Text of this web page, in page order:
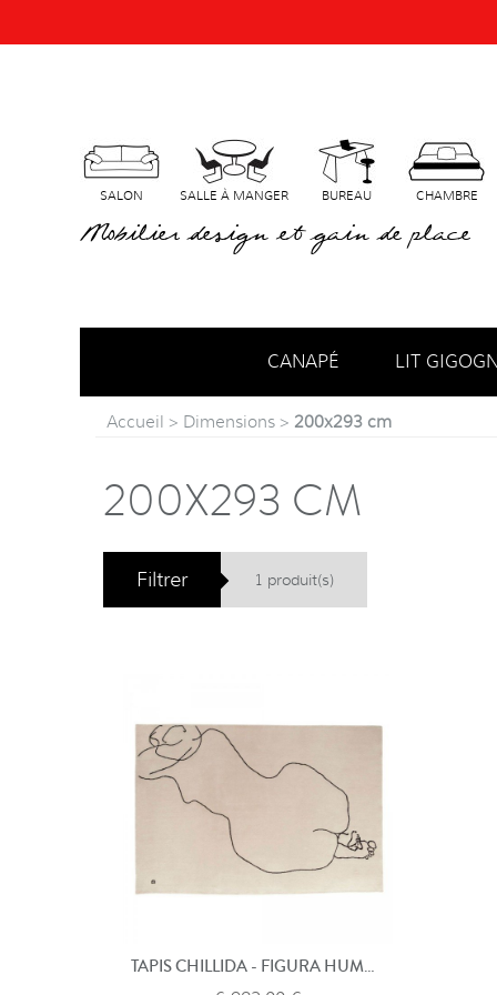
SALON SALLE À MANGER BUREAU CHAMBRE
Mobilier design et gain de place
CANAPÉ LIT
Accueil > Dimensions > 200x293 cm
200X293 CM
Filtrer 1 produit(s)
TAPIS CHILLIDA - FIGURA HUMANA 1948